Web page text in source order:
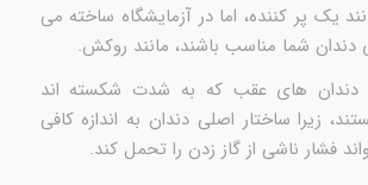
یک پر کننده، اما در آزمایشگاه ساخته می
دندان شما مناسب باشند، مانند روکش.
دندان های عقب که به شدت شکسته اند
زیرا ساختار اصلی دندان به اندازه کافی
فشار ناشی از گاز زدن را تحمل کند.